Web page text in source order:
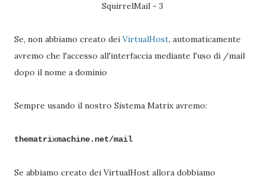
SquirrelMail - 3
Se, non abbiamo creato dei VirtualHost, automaticamente
avremo che l'accesso all'interfaccia mediante l'uso di /mail
dopo il nome a dominio
Sempre usando il nostro Sistema Matrix avremo:
thematrixmachine.net/mail
Se abbiamo creato dei VirtualHost allora dobbiamo